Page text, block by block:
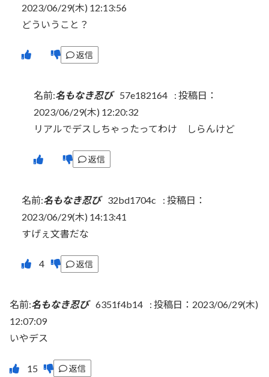
2023/06/29(木) 12:13:56
どういうこと？
返信
名前:名もなき忍び 57e182164 : 投稿日：
2023/06/29(木) 12:20:32
リアルでデスしちゃったってわけ しらんけど
返信
名前:名もなき忍び 32bd1704c : 投稿日：
2023/06/29(木) 14:13:41
すげぇ文書だな
返信
名前:名もなき忍び 6351f4b14 : 投稿日：2023/06/29(木)
12:07:09
いやデス
返信